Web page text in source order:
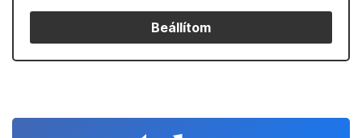
Beállítom